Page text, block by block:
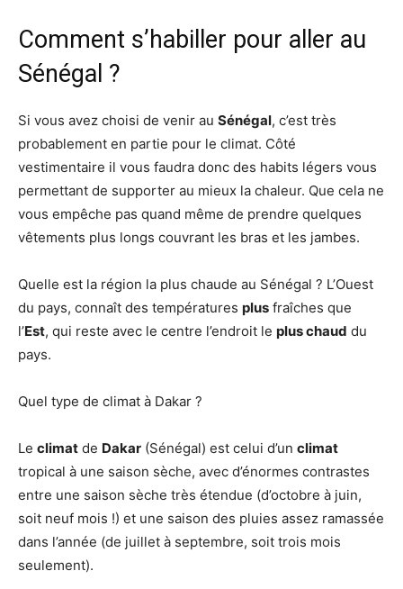
Comment s’habiller pour aller au
Sénégal ?
Si vous avez choisi de venir au Sénégal, c’est très
probablement en partie pour le climat. Côté
vestimentaire il vous faudra donc des habits légers vous
permettant de supporter au mieux la chaleur. Que cela ne
vous empêche pas quand même de prendre quelques
vêtements plus longs couvrant les bras et les jambes.
Quelle est la région la plus chaude au Sénégal ? L’Ouest
du pays, connaît des températures plus fraîches que
l’Est, qui reste avec le centre l’endroit le plus chaud du
pays.
Quel type de climat à Dakar ?
Le climat de Dakar (Sénégal) est celui d’un climat
tropical à une saison sèche, avec d’énormes contrastes
entre une saison sèche très étendue (d’octobre à juin,
soit neuf mois !) et une saison des pluies assez ramassée
dans l’année (de juillet à septembre, soit trois mois
seulement).